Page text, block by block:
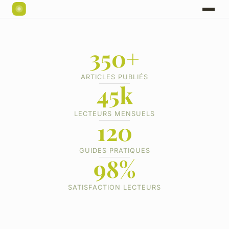
350+
ARTICLES PUBLIÉS
45k
LECTEURS MENSUELS
120
GUIDES PRATIQUES
98%
SATISFACTION LECTEURS